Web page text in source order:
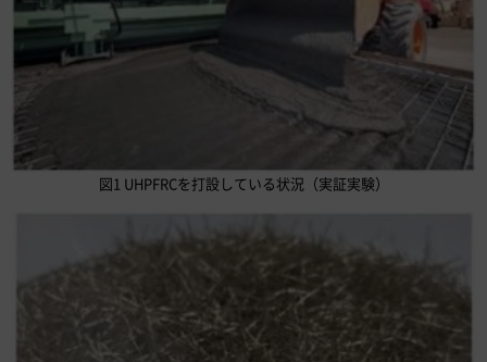
図1 UHPFRCを打設している状況（実証実験）